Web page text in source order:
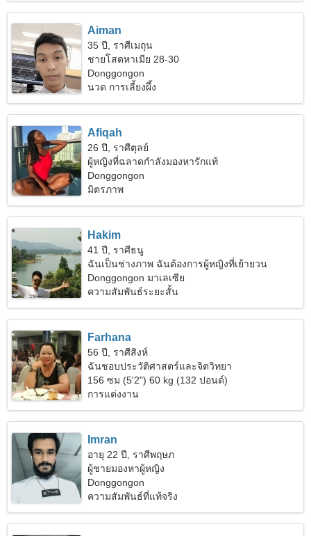
Aiman
35 ปี, ราศีเมถุน
ชายโสดหาเมีย 28-30
Donggongon
นวด การเลี้ยงผึ้ง
Afiqah
26 ปี, ราศีตุลย์
ผู้หญิงที่ฉลาดกำลังมองหารักแท้
Donggongon
มิตรภาพ
Hakim
41 ปี, ราศีธนู
ฉันเป็นช่างภาพ ฉันต้องการผู้หญิงที่เย้ายวน
Donggongon มาเลเซีย
ความสัมพันธ์ระยะสั้น
Farhana
56 ปี, ราศีสิงห์
ฉันชอบประวัติศาสตร์และจิตวิทยา
156 ซม (5'2") 60 kg (132 ปอนด์)
การแต่งงาน
Imran
อายุ 22 ปี, ราศีพฤษภ
ผู้ชายมองหาผู้หญิง
Donggongon
ความสัมพันธ์ที่แท้จริง